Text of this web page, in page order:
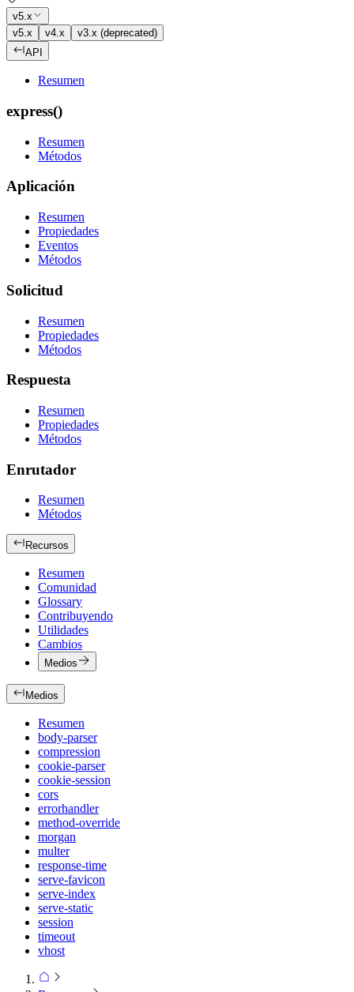
v5.x
v5.x
v4.x
v3.x (deprecated)
API
Resumen
express()
Resumen
Métodos
Aplicación
Resumen
Propiedades
Eventos
Métodos
Solicitud
Resumen
Propiedades
Métodos
Respuesta
Resumen
Propiedades
Métodos
Enrutador
Resumen
Métodos
Recursos
Resumen
Comunidad
Glossary
Contribuyendo
Utilidades
Cambios
Medios
Medios
Resumen
body-parser
compression
cookie-parser
cookie-session
cors
errorhandler
method-override
morgan
multer
response-time
serve-favicon
serve-index
serve-static
session
timeout
vhost